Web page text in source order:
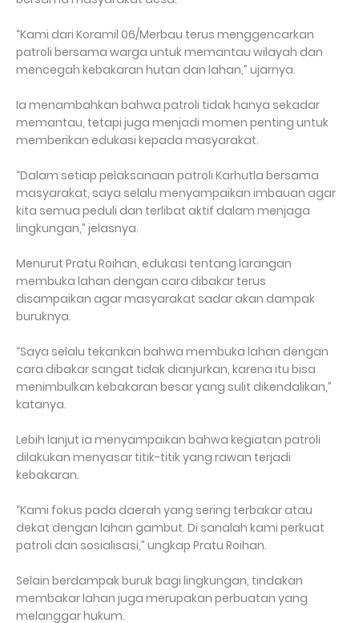
“Kami dari Koramil 06/Merbau terus menggencarkan
patroli bersama warga untuk memantau wilayah dan
mencegah kebakaran hutan dan lahan,” ujarnya.
Ia menambahkan bahwa patroli tidak hanya sekadar
memantau, tetapi juga menjadi momen penting untuk
memberikan edukasi kepada masyarakat.
“Dalam setiap pelaksanaan patroli Karhutla bersama
masyarakat, saya selalu menyampaikan imbauan agar
kita semua peduli dan terlibat aktif dalam menjaga
lingkungan,” jelasnya.
Menurut Pratu Roihan, edukasi tentang larangan
membuka lahan dengan cara dibakar terus
disampaikan agar masyarakat sadar akan dampak
buruknya.
“Saya selalu tekankan bahwa membuka lahan dengan
cara dibakar sangat tidak dianjurkan, karena itu bisa
menimbulkan kebakaran besar yang sulit dikendalikan,”
katanya.
Lebih lanjut ia menyampaikan bahwa kegiatan patroli
dilakukan menyasar titik-titik yang rawan terjadi
kebakaran.
“Kami fokus pada daerah yang sering terbakar atau
dekat dengan lahan gambut. Di sanalah kami perkuat
patroli dan sosialisasi,” ungkap Pratu Roihan.
Selain berdampak buruk bagi lingkungan, tindakan
membakar lahan juga merupakan perbuatan yang
melanggar hukum.